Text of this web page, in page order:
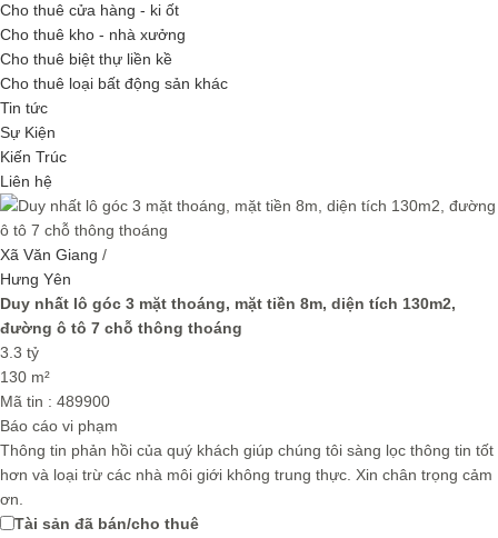
Cho thuê cửa hàng - ki ốt
Cho thuê kho - nhà xưởng
Cho thuê biệt thự liền kề
Cho thuê loại bất động sản khác
Tin tức
Sự Kiện
Kiến Trúc
Liên hệ
Xã Văn Giang /
Hưng Yên
Duy nhất lô góc 3 mặt thoáng, mặt tiền 8m, diện tích 130m2,
đường ô tô 7 chỗ thông thoáng
3.3 tỷ
130 m²
Mã tin : 489900
Báo cáo vi phạm
Thông tin phản hồi của quý khách giúp chúng tôi sàng lọc thông tin tốt
hơn và loại trừ các nhà môi giới không trung thực. Xin chân trọng cảm
ơn.
Tài sản đã bán/cho thuê